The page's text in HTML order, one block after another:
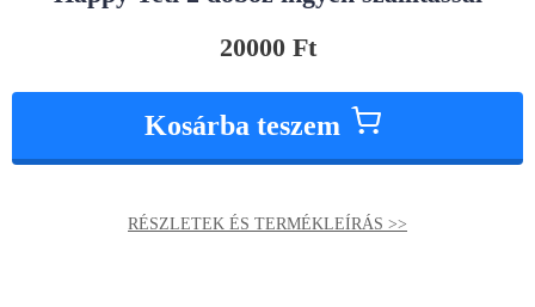
20000 Ft
Kosárba teszem
RÉSZLETEK ÉS TERMÉKLEÍRÁS >>